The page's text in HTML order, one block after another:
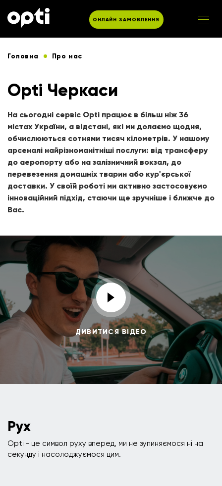
ОНЛАЙН ЗАМОВЛЕННЯ
Головна Про нас
Opti Черкаси
На сьогодні сервіс Opti працює в більш ніж 36
містах України, а відстані, які ми долаємо щодня,
обчислюються сотнями тисяч кілометрів. У нашому
арсеналі найрізноманітніші послуги: від трансферу
до аеропорту або на залізничний вокзал, до
перевезення домашніх тварин або кур'єрської
доставки. У своїй роботі ми активно застосовуємо
інноваційний підхід, стаючи ще зручніше і ближче до
Вас.
ДИВИТИСЯ ВІДЕО
Рух
Opti - це символ руху вперед, ми не зупиняємося ні на
секунду і насолоджуємося цим.